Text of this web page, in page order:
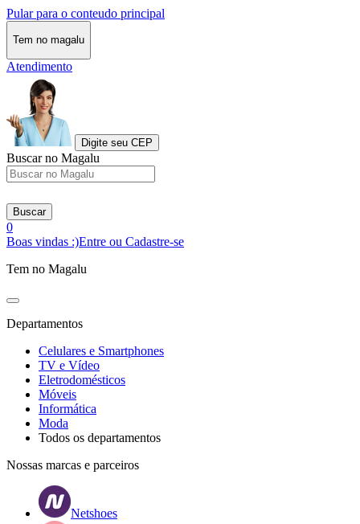
Pular para o conteudo principal
Tem no magalu
Atendimento
Digite seu CEP
Buscar no Magalu
Buscar
0
Boas vindas :)Entre ou Cadastre-se
Tem no Magalu
Departamentos
Celulares e Smartphones
TV e Vídeo
Eletrodomésticos
Móveis
Informática
Moda
Todos os departamentos
Nossas marcas e parceiros
Netshoes